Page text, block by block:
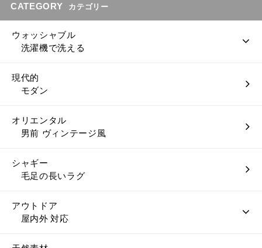
CATEGORY カテゴリー
ウォッシャブル
洗濯機で洗える
現代的
モダン
オリエンタル
男前 ヴィンテージ風
シャギー
毛足の長いラグ
アウトドア
屋内外 対応